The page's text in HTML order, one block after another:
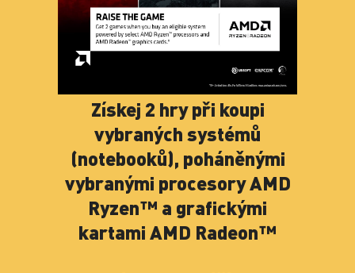
Získej 2 hry při koupi
vybraných systémů
(notebooků), poháněnými
vybranými procesory AMD
Ryzen™ a grafickými
kartami AMD Radeon™
Období akce: 9. září 2021 -